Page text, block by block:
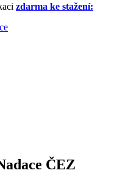
zdarma ke stažení:
ČEZ